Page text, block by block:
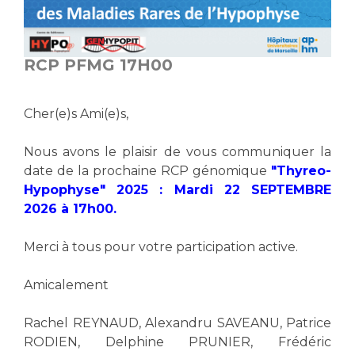
Vous accompagnez, vous rendez visite à un patient
Vous allez être hospitalisé(e)
Vous avez un examen d'imagerie ou de radiologie
Vous avez une analyse à réaliser
myaphm, votre espace santé en ligne
Infos COVID-19
Les associations
Livret d'accueil
Emplois paramédicaux
Emplois administratifs
Étudiants hospitaliers
Emplois techniques et médico-techniques
Emplois divers
Emplois socio-éducatifs
Statuts
La recherche clinique à l'AP-HM
RCP PFMG 17H00
Cher(e)s Ami(e)s,
Nous avons le plaisir de vous communiquer la
date de la prochaine RCP génomique "Thyreo-
Hypophyse" 2025 : Mardi 22 SEPTEMBRE
2026 à 17h00.
Merci à tous pour votre participation active.
Amicalement
Rachel REYNAUD, Alexandru SAVEANU, Patrice
RODIEN, Delphine PRUNIER, Frédéric